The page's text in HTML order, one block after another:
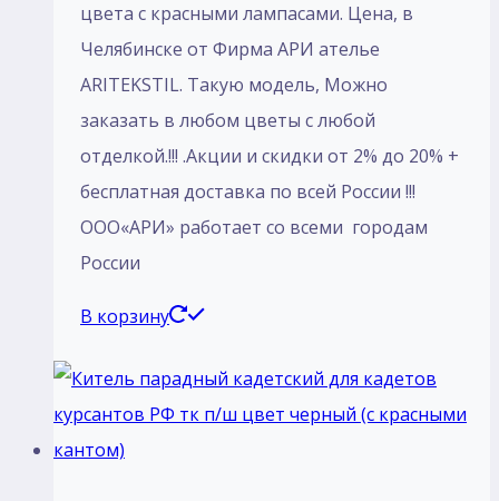
цвета с красными лампасами. Цена, в
Челябинске от Фирма АРИ ателье
ARITEKSTIL. Такую модель, Mожно
заказать в любом цветы с любой
отделкой.!!! .Акции и скидки от 2% до 20% +
бесплатная доставка по всей России !!!
ООО«АРИ» работает со всеми городам
России
В корзину